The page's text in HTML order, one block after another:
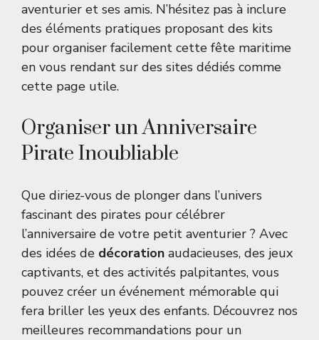
aventurier et ses amis. N’hésitez pas à inclure
des éléments pratiques proposant des kits
pour organiser facilement cette fête maritime
en vous rendant sur des sites dédiés comme
cette page utile.
Organiser un Anniversaire
Pirate Inoubliable
Que diriez-vous de plonger dans l’univers
fascinant des pirates pour célébrer
l’anniversaire de votre petit aventurier ? Avec
des idées de décoration audacieuses, des jeux
captivants, et des activités palpitantes, vous
pouvez créer un événement mémorable qui
fera briller les yeux des enfants. Découvrez nos
meilleures recommandations pour un